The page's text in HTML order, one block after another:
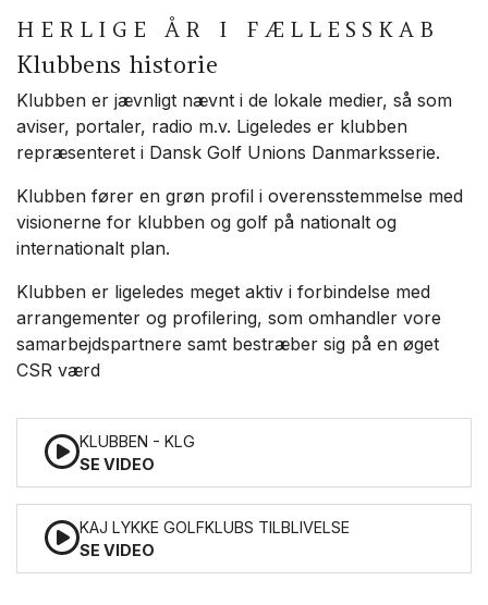
HERLIGE ÅR I FÆLLESSKAB
Klubbens historie
Klubben er jævnligt nævnt i de lokale medier, så som
aviser, portaler, radio m.v. Ligeledes er klubben
repræsenteret i Dansk Golf Unions Danmarksserie.
Klubben fører en grøn profil i overensstemmelse med
visionerne for klubben og golf på nationalt og
internationalt plan.
Klubben er ligeledes meget aktiv i forbindelse med
arrangementer og profilering, som omhandler vore
samarbejdspartnere samt bestræber sig på en øget
CSR værd
KLUBBEN - KLG
SE VIDEO
KAJ LYKKE GOLFKLUBS TILBLIVELSE
SE VIDEO